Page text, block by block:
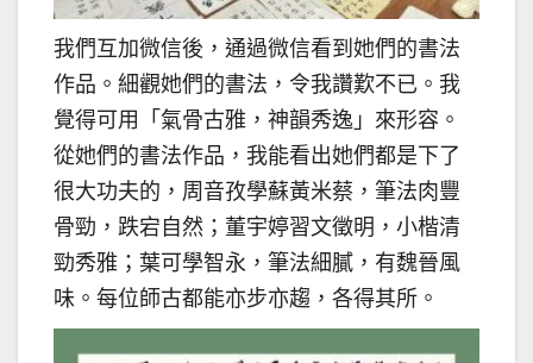
我們互加微信後，通過微信看到她們的書法
作品。細觀她們的書法，令我讚歎不已。我
覺得可用「氣骨古雅，神韻秀逸」來形容。
從她們的書法作品，我能看出她們都是下了
很大功夫的，周音孜學蘇黃米蔡，筆法肉豐
骨勁，跌宕自然；董宇婷習文徵明，小楷清
勁秀雅；葉可學智永，筆法細膩，有魏晉風
味。每位師古都能亦步亦趨，各得其所。